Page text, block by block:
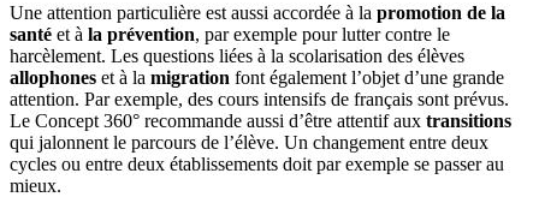
Une attention particulière est aussi accordée à la promotion de la
santé et à la prévention, par exemple pour lutter contre le
harcèlement. Les questions liées à la scolarisation des élèves
allophones et à la migration font également l’objet d’une grande
attention. Par exemple, des cours intensifs de français sont prévus.
Le Concept 360° recommande aussi d’être attentif aux transitions
qui jalonnent le parcours de l’élève. Un changement entre deux
cycles ou entre deux établissements doit par exemple se passer au
mieux.